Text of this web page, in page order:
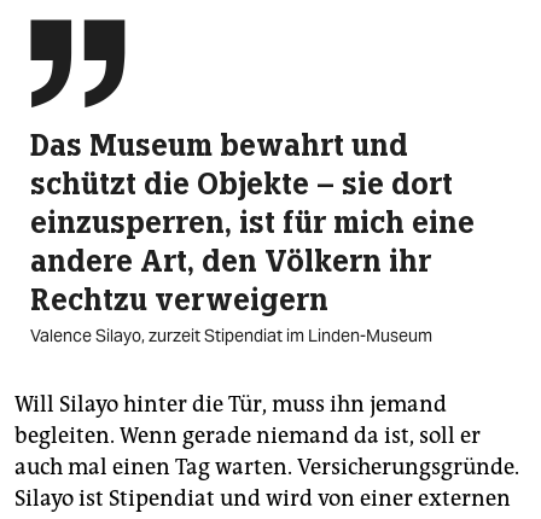

Das Museum bewahrt und
schützt die Objekte – sie dort
einzusperren, ist für mich eine
andere Art, den Völkern ihr
Rechtzu verweigern
Valence Silayo, zurzeit Stipendiat im Linden-Museum
Will Silayo hinter die Tür, muss ihn jemand
begleiten. Wenn gerade niemand da ist, soll er
auch mal einen Tag warten. Versicherungsgründe.
Silayo ist Stipendiat und wird von einer externen